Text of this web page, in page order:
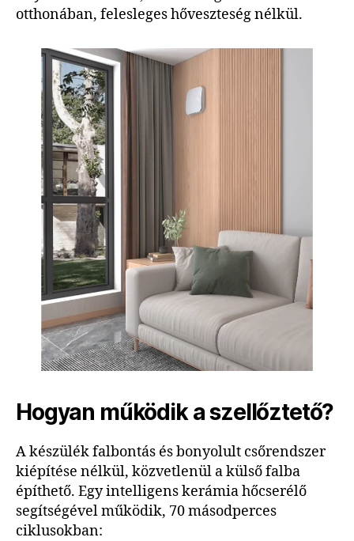
otthonában, felesleges hőveszteség nélkül.
Hogyan működik a szellőztető?
A készülék falbontás és bonyolult csőrendszer
kiépítése nélkül, közvetlenül a külső falba
építhető. Egy intelligens kerámia hőcserélő
segítségével működik, 70 másodperces
ciklusokban: